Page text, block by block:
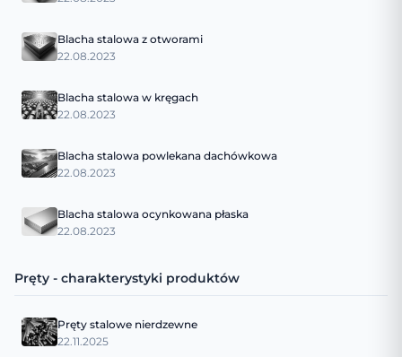
Blacha stalowa z otworami
22.08.2023
Blacha stalowa w kręgach
22.08.2023
Blacha stalowa powlekana dachówkowa
22.08.2023
Blacha stalowa ocynkowana płaska
22.08.2023
Pręty - charakterystyki produktów
Pręty stalowe nierdzewne
22.11.2025